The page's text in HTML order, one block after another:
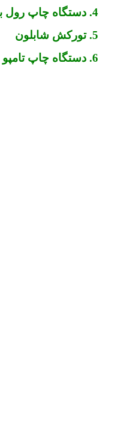
4. دستگاه چاپ رول به رول
5. تورکش شابلون
6. دستگاه چاپ تامپو